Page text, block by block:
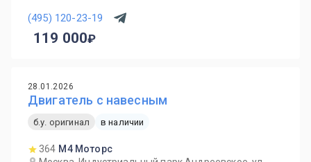
(495) 120-23-19
119 000
28.01.2026
Двигатель с навесным
б.у. оригинал в наличии
364 М4 Моторс